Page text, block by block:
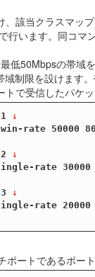
該当クラスマッ
行います。同コマ
低50Mbpsの帯域
制限を設けます
トで受信したパ
↓
rate 50000
↓
rate 30000
↓
rate 20000
ポートであるポー